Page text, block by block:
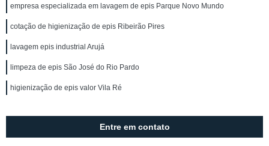
empresa especializada em lavagem de epis Parque Novo Mundo
cotação de higienização de epis Ribeirão Pires
lavagem epis industrial Arujá
limpeza de epis São José do Rio Pardo
higienização de epis valor Vila Ré
Entre em contato